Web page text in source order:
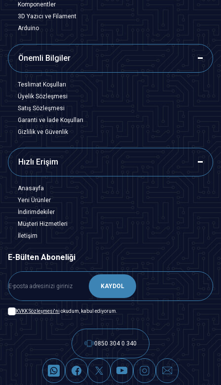
Komponentler
3D Yazıcı ve Filament
Arduino
Önemli Bilgiler
Teslimat Koşulları
Üyelik Sözleşmesi
Satış Sözleşmesi
Garanti ve İade Koşulları
Gizlilik ve Güvenlik
Hızlı Erişim
Anasayfa
Yeni Ürünler
İndirimdekiler
Müşteri Hizmetleri
İletişim
E-Bülten Aboneliği
KAYDOL
KVKK Sözleşmesi'ni okudum, kabul ediyorum.
0850 304 0 340